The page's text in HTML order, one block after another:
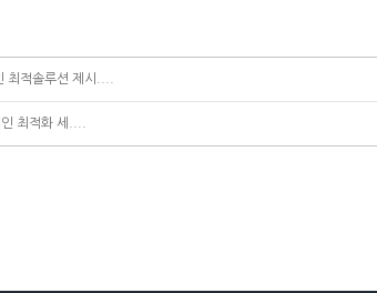
최적솔루션 제시....
최적화 세....